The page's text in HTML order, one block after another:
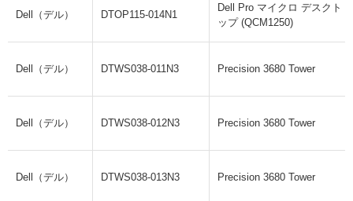
Dell（デル） DTOP115-014N1
Dell Pro マイクロ デスクト
ップ (QCM1250)
Dell（デル） DTWS038-011N3 Precision 3680 Tower
Dell（デル） DTWS038-012N3 Precision 3680 Tower
Dell（デル） DTWS038-013N3 Precision 3680 Tower